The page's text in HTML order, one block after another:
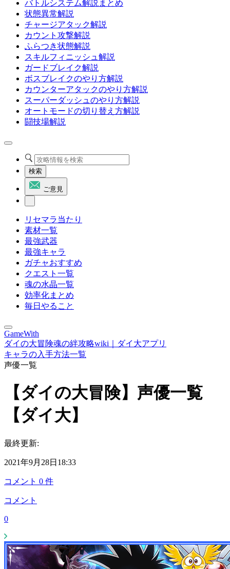
バトルシステム解説まとめ
状態異常解説
チャージアタック解説
カウント攻撃解説
ふらつき状態解説
スキルフィニッシュ解説
ガードブレイク解説
ボスブレイクのやり方解説
カウンターアタックのやり方解説
スーパーダッシュのやり方解説
オートモードの切り替え方解説
闘技場解説
検索
ご意見
リセマラ当たり
素材一覧
最強武器
最強キャラ
ガチャおすすめ
クエスト一覧
魂の水晶一覧
効率化まとめ
毎日やること
GameWith
ダイの大冒険魂の絆攻略wiki｜ダイ大アプリ
キャラの入手方法一覧
声優一覧
【ダイの大冒険】声優一覧
【ダイ大】
最終更新:
2021年9月28日18:33
コメント 0 件
コメント
0